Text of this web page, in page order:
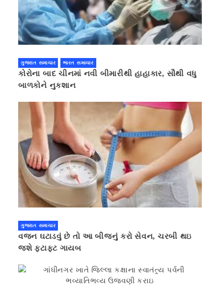
ગુજરાત સમાચાર ભારત સમાચાર
કોરોના બાદ ચીનમાં નવી બીમારીથી હાહાકાર, સૌથી વધુ
બાળકોને નુકશાન
ગુજરાત સમાચાર
વજન ઘટાડવું છે તો આ બીજનું કરો સેવન, ચરબી થઇ
જશે ફટાફટ ગાયબ